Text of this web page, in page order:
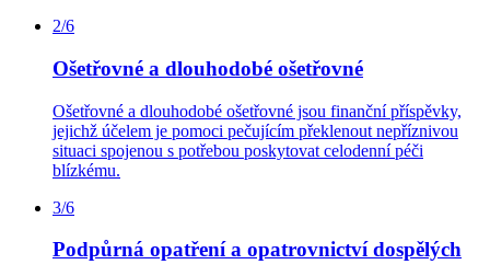
2/6
Ošetřovné a dlouhodobé ošetřovné
Ošetřovné a dlouhodobé ošetřovné jsou finanční příspěvky,
jejichž účelem je pomoci pečujícím překlenout nepříznivou
situaci spojenou s potřebou poskytovat celodenní péči
blízkému.
3/6
Podpůrná opatření a opatrovnictví dospělých